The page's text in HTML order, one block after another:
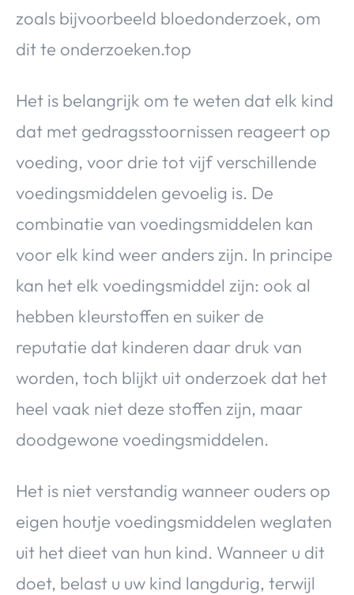
zoals bijvoorbeeld bloedonderzoek, om
dit te onderzoeken.top
Het is belangrijk om te weten dat elk kind
dat met gedragsstoornissen reageert op
voeding, voor drie tot vijf verschillende
voedingsmiddelen gevoelig is. De
combinatie van voedingsmiddelen kan
voor elk kind weer anders zijn. In principe
kan het elk voedingsmiddel zijn: ook al
hebben kleurstoffen en suiker de
reputatie dat kinderen daar druk van
worden, toch blijkt uit onderzoek dat het
heel vaak niet deze stoffen zijn, maar
doodgewone voedingsmiddelen.
Het is niet verstandig wanneer ouders op
eigen houtje voedingsmiddelen weglaten
uit het dieet van hun kind. Wanneer u dit
doet, belast u uw kind langdurig, terwijl